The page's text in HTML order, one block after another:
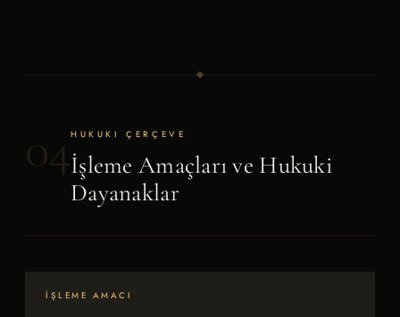
04HUKUKI ÇERÇEVE
İşleme Amaçları ve Hukuki
Dayanaklar
İŞLEME AMACI